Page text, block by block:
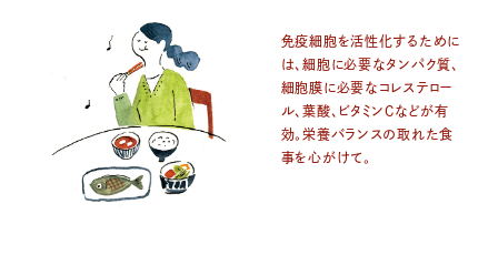
免疫細胞を活性化するために
は、細胞に必要なタンパク質、
細胞膜に必要なコレステロー
ル、葉酸、ビタミンCなどが有
効。栄養バランスの取れた食
事を心がけて。